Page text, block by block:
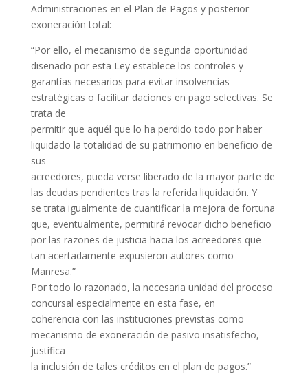
Administraciones en el Plan de Pagos y posterior
exoneración total:
“Por ello, el mecanismo de segunda oportunidad
diseñado por esta Ley establece los controles y
garantías necesarios para evitar insolvencias
estratégicas o facilitar daciones en pago selectivas. Se
trata de
permitir que aquél que lo ha perdido todo por haber
liquidado la totalidad de su patrimonio en beneficio de
sus
acreedores, pueda verse liberado de la mayor parte de
las deudas pendientes tras la referida liquidación. Y
se trata igualmente de cuantificar la mejora de fortuna
que, eventualmente, permitirá revocar dicho beneficio
por las razones de justicia hacia los acreedores que
tan acertadamente expusieron autores como
Manresa.”
Por todo lo razonado, la necesaria unidad del proceso
concursal especialmente en esta fase, en
coherencia con las instituciones previstas como
mecanismo de exoneración de pasivo insatisfecho,
justifica
la inclusión de tales créditos en el plan de pagos.”